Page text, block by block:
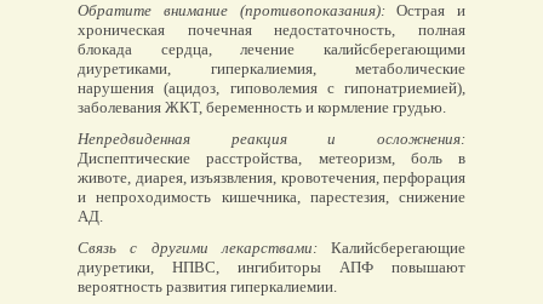
Обратите внимание (противопоказания):Острая и
хроническая почечная недостаточность, полная
блокада сердца, лечение калийсберегающими
диуретиками, гиперкалиемия, метаболические
нарушения (ацидоз, гиповолемия с гипонатриемией),
заболевания ЖКТ, беременность и кормление грудью.
Непредвиденная реакция и осложнения:
Диспептические расстройства, метеоризм, боль в
животе, диарея, изъязвления, кровотечения, перфорация
и непроходимость кишечника, парестезия, снижение
АД.
Связь с другими лекарствами:Калийсберегающие
диуретики, НПВС, ингибиторы АПФ повышают
вероятность развития гиперкалиемии.